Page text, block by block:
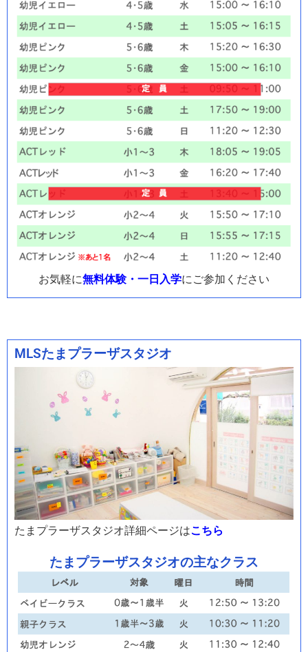
お気軽に無料体験・一日入学にご参加ください
MLSたまプラーザスタジオ
たまプラーザスタジオ詳細ページはこちら
たまプラーザスタジオの主なクラス